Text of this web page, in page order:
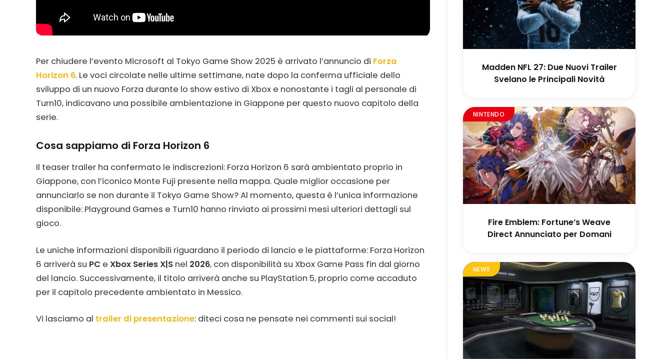
Per chiudere l’evento Microsoft al Tokyo Game Show 2025 è arrivato l’annuncio di Forza
Horizon 6. Le voci circolate nelle ultime settimane, nate dopo la conferma ufficiale dello
sviluppo di un nuovo Forza durante lo show estivo di Xbox e nonostante i tagli al personale di
Turn10, indicavano una possibile ambientazione in Giappone per questo nuovo capitolo della
serie.
Cosa sappiamo di Forza Horizon 6
Il teaser trailer ha confermato le indiscrezioni: Forza Horizon 6 sarà ambientato proprio in
Giappone, con l’iconico Monte Fuji presente nella mappa. Quale miglior occasione per
annunciarlo se non durante il Tokyo Game Show? Al momento, questa è l’unica informazione
disponibile: Playground Games e Turn10 hanno rinviato ai prossimi mesi ulteriori dettagli sul
gioco.
Le uniche informazioni disponibili riguardano il periodo di lancio e le piattaforme: Forza Horizon
6 arriverà su PC e Xbox Series X|S nel 2026, con disponibilità su Xbox Game Pass fin dal giorno
del lancio. Successivamente, il titolo arriverà anche su PlayStation 5, proprio come accaduto
per il capitolo precedente ambientato in Messico.
Vi lasciamo al trailer di presentazione: diteci cosa ne pensate nei commenti sui social!
Madden NFL 27: Due Nuovi Trailer
Svelano le Principali Novità
NINTENDO
Fire Emblem: Fortune’s Weave
Direct Annunciato per Domani
NEWS